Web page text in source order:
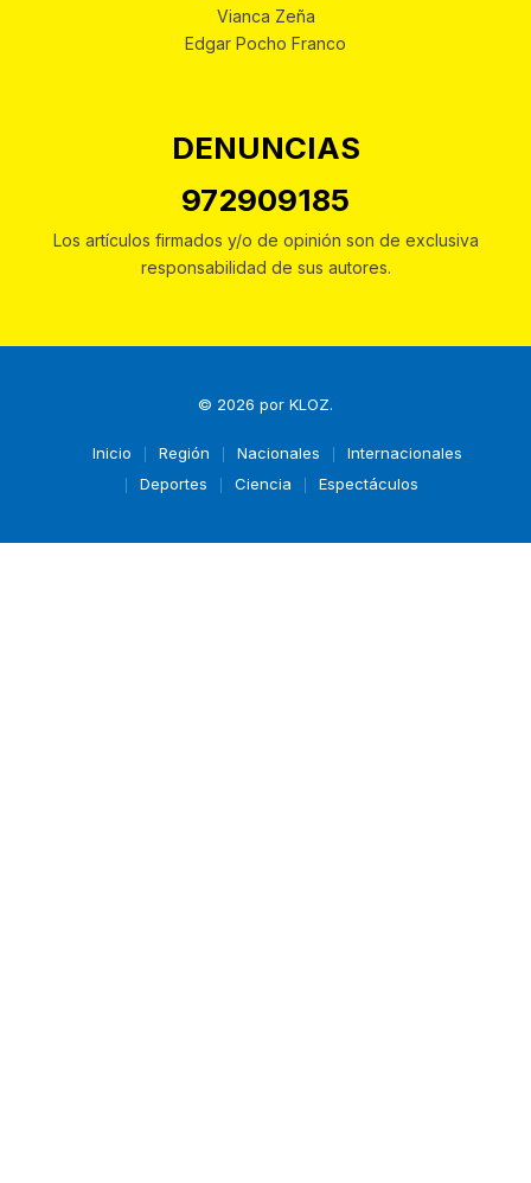
Vianca Zeña
Edgar Pocho Franco
DENUNCIAS
972909185
Los artículos firmados y/o de opinión son de exclusiva
responsabilidad de sus autores.
© 2026 por KLOZ.
Inicio Región Nacionales
Internacionales
Deportes
Ciencia Espectáculos